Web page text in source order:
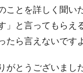
ことを詳しく聞い
」と言ってもらえ
たら言えないです
がとうございまし